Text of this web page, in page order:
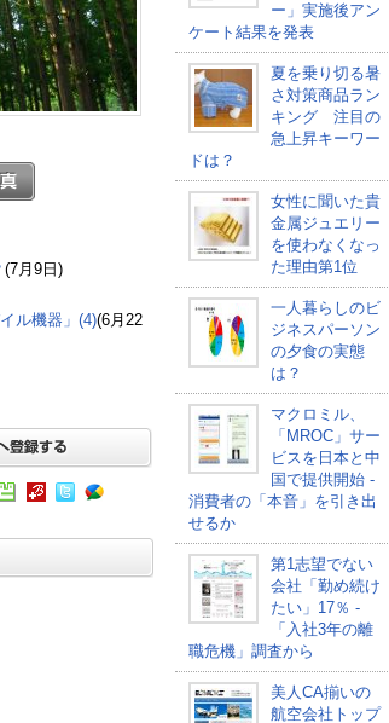
(7月9日)
ル機器」(4)(6月22
ー」実施後アン
ケート結果を発表
夏を乗り切る暑
さ対策商品ラン
キング 注目の
急上昇キーワー
ドは？
女性に聞いた貴
金属ジュエリー
を使わなくなっ
た理由第1位
一人暮らしのビ
ジネスパーソン
の夕食の実態
は？
マクロミル、
「MROC」サー
ビスを日本と中
国で提供開始 -
消費者の「本音」を引き出
せるか
第1志望でない
会社「勤め続け
たい」17％ -
「入社3年の離
職危機」調査から
美人CA揃いの
航空会社トップ